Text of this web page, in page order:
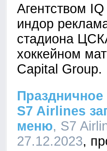
Агентством
индор
стадиона
хоккейном
Capital Group.
Праздничное
S7 Airlines
меню, S7
27.12.2023